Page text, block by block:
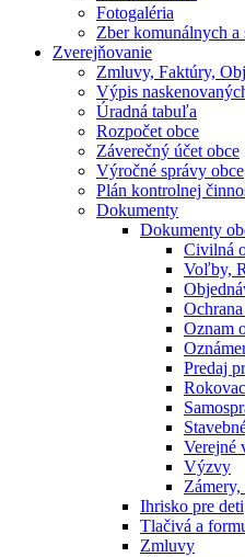
Fotogaléria
Zber komunálnych a
Zverejňovanie
Zmluvy, Faktúry,
Výpis
Úradná tabuľa
Rozpočet obce
Záverečný účet obce
Výročné správy obce
Plán kontrolnej
Dokumenty
Dokumenty
Civilná
Voľby,
Oznam
Predaj
Verejné
Výzvy
Ihrisko pre deti
Tlačivá a
Zmluvy